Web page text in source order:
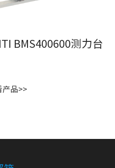
BMS400600测力台
产品>>